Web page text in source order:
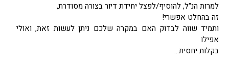
למרות הנ"ל, להוסיף/לפצל יחידת דיור בצורה מסודרת,
זה בהחלט אפשרי!
ותמיד שווה לבדוק האם במקרה שלכם ניתן לעשות זאת, ואולי
אפילו
בקלות יחסית…